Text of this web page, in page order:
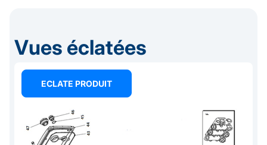
Vues éclatées
ECLATE PRODUIT